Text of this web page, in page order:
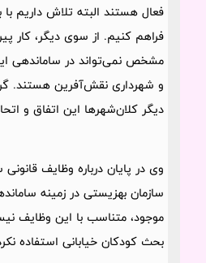
فعال هستند البته تلاش داریم
فراهم کنیم. از سوی دیگر، کار
مشخص نمی‌تواند در ساماندهی
و شهرداری نقش‌آفرین هستند.
دیگر کلان‌شهرها این اتفاق و
وی در پایان درباره وظایف
سازمان بهزیستی در زمینه
موجود، متناسب با این وظایف
بحث کودکان خیابانی استفاده